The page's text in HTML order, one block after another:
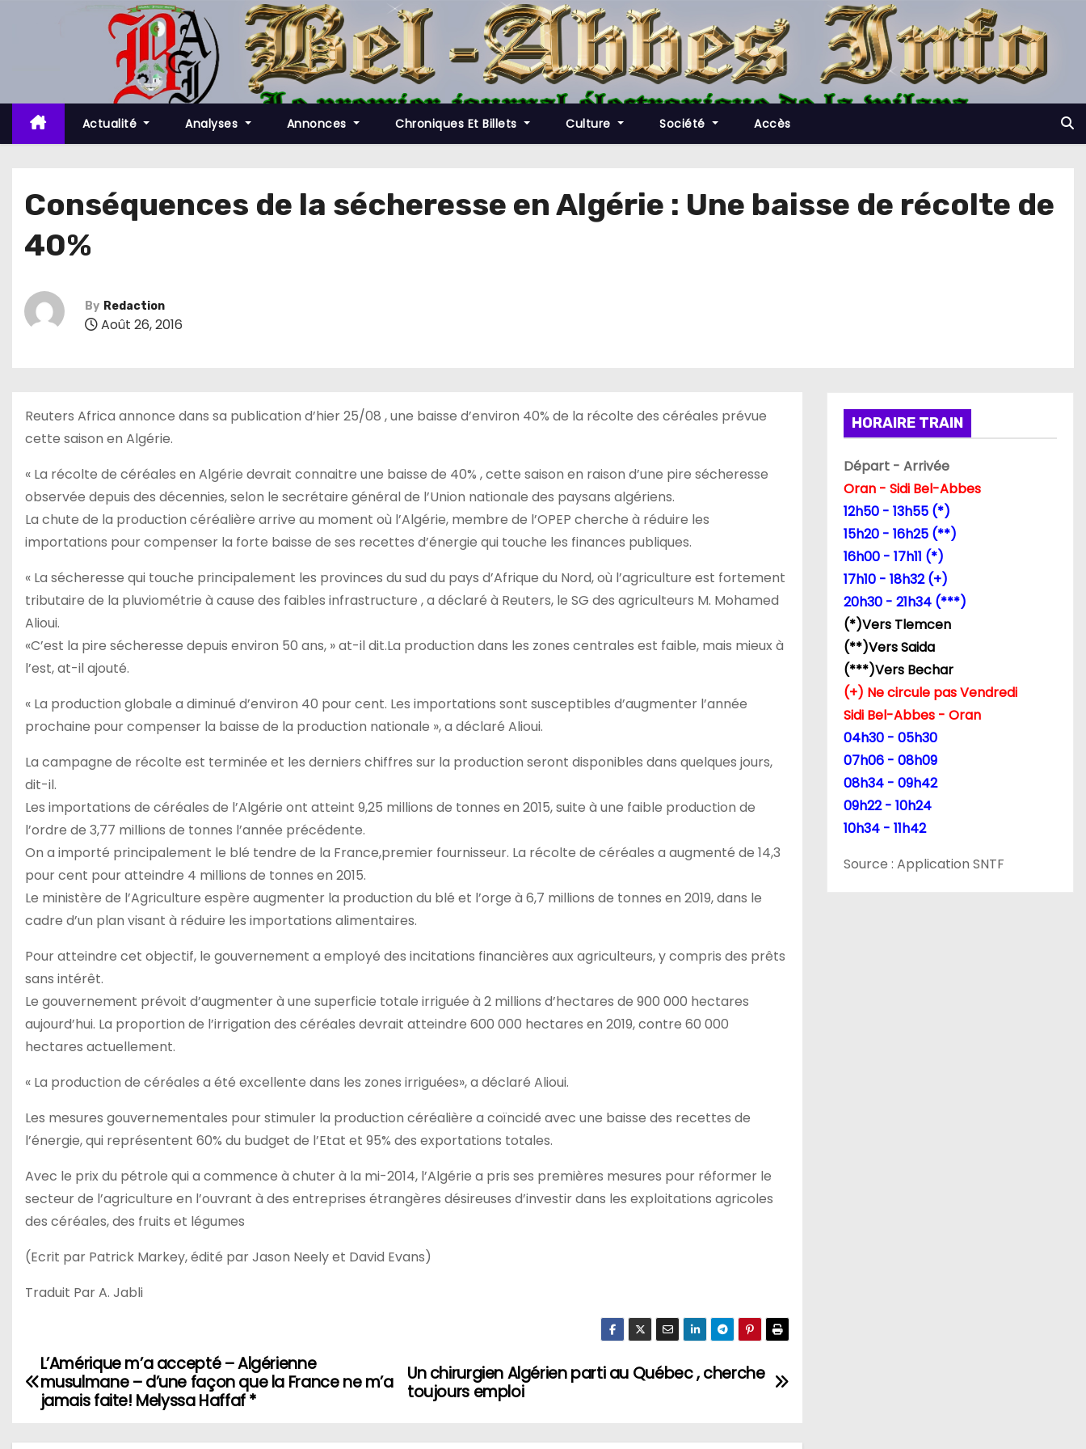
t
c
Actualité Analyses Annonces Chroniques Et Billets Culture Société Accès
Conséquences de la sécheresse en Algérie : Une baisse de récolte de
40%
By Redaction
Août 26, 2016
Reuters Africa annonce dans sa publication d’hier 25/08 , une baisse d’environ 40% de la récolte des céréales prévue
cette saison en Algérie.
« La récolte de céréales en Algérie devrait connaitre une baisse de 40% , cette saison en raison d’une pire sécheresse
observée depuis des décennies, selon le secrétaire général de l’Union nationale des paysans algériens.
La chute de la production céréalière arrive au moment où l’Algérie, membre de l’OPEP cherche à réduire les
importations pour compenser la forte baisse de ses recettes d’énergie qui touche les finances publiques.
« La sécheresse qui touche principalement les provinces du sud du pays d’Afrique du Nord, où l’agriculture est fortement
tributaire de la pluviométrie à cause des faibles infrastructure , a déclaré à Reuters, le SG des agriculteurs M. Mohamed
Alioui.
«C’est la pire sécheresse depuis environ 50 ans, » at-il dit.La production dans les zones centrales est faible, mais mieux à
l’est, at-il ajouté.
« La production globale a diminué d’environ 40 pour cent. Les importations sont susceptibles d’augmenter l’année
prochaine pour compenser la baisse de la production nationale », a déclaré Alioui.
La campagne de récolte est terminée et les derniers chiffres sur la production seront disponibles dans quelques jours,
dit-il.
Les importations de céréales de l’Algérie ont atteint 9,25 millions de tonnes en 2015, suite à une faible production de
l’ordre de 3,77 millions de tonnes l’année précédente.
On a importé principalement le blé tendre de la France,premier fournisseur. La récolte de céréales a augmenté de 14,3
pour cent pour atteindre 4 millions de tonnes en 2015.
Le ministère de l’Agriculture espère augmenter la production du blé et l’orge à 6,7 millions de tonnes en 2019, dans le
cadre d’un plan visant à réduire les importations alimentaires.
Pour atteindre cet objectif, le gouvernement a employé des incitations financières aux agriculteurs, y compris des prêts
sans intérêt.
Le gouvernement prévoit d’augmenter à une superficie totale irriguée à 2 millions d’hectares de 900 000 hectares
aujourd’hui. La proportion de l’irrigation des céréales devrait atteindre 600 000 hectares en 2019, contre 60 000
hectares actuellement.
« La production de céréales a été excellente dans les zones irriguées», a déclaré Alioui.
Les mesures gouvernementales pour stimuler la production céréalière a coïncidé avec une baisse des recettes de
l’énergie, qui représentent 60% du budget de l’Etat et 95% des exportations totales.
Avec le prix du pétrole qui a commence à chuter à la mi-2014, l’Algérie a pris ses premières mesures pour réformer le
secteur de l’agriculture en l’ouvrant à des entreprises étrangères désireuses d’investir dans les exploitations agricoles
des céréales, des fruits et légumes
(Ecrit par Patrick Markey, édité par Jason Neely et David Evans)
Traduit Par A. Jabli
N
v
Un chirurgien Algérien parti au Québec , cherche
toujours emploi
L’Amérique m’a accepté – Algérienne
musulmane – d’une façon que la France ne m’a
jamais faite! Melyssa Haffaf *
HORAIRE TRAIN
Départ - Arrivée
Oran - Sidi Bel-Abbes
12h50 - 13h55 (*)
15h20 - 16h25 (**)
16h00 - 17h11 (*)
17h10 - 18h32 (+)
20h30 - 21h34 (***)
(*)Vers Tlemcen
(**)Vers Saida
(***)Vers Bechar
(+) Ne circule pas Vendredi
Sidi Bel-Abbes - Oran
04h30 - 05h30
07h06 - 08h09
08h34 - 09h42
09h22 - 10h24
10h34 - 11h42
Source : Application SNTF